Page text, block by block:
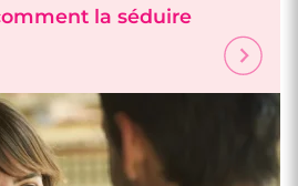
la séduire